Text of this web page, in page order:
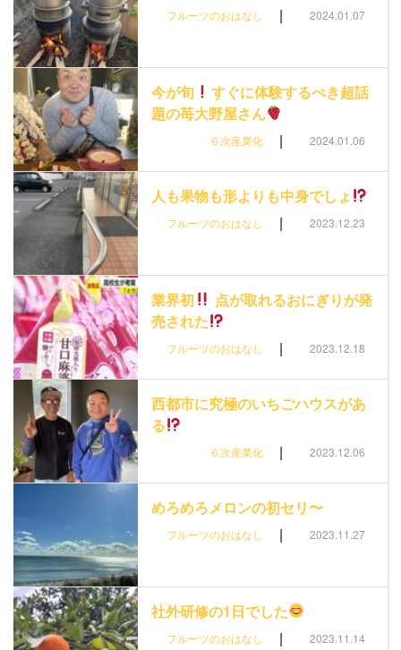
フルーツのおはなし | 2024.01.07
今が旬
すぐに体験するべき超話
題の苺大野屋さん
６次産業化 | 2024.01.06
人も果物も形よりも中身でしょ
フルーツのおはなし | 2023.12.23
業界初
点が取れるおにぎりが発
売された
フルーツのおはなし | 2023.12.18
西都市に究極のいちごハウスがあ
る
６次産業化 | 2023.12.06
めろめろメロンの初セリ〜
フルーツのおはなし | 2023.11.27
社外研修の1日でした
フルーツのおはなし | 2023.11.14